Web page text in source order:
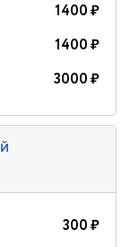
1400₽
1400₽
3000₽
300₽